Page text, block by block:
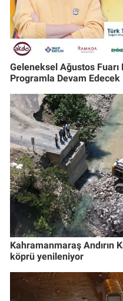
Geleneksel Ağustos
Programla Devam Edecek
Kahramanmaraş Andırın
köprü yenileniyor